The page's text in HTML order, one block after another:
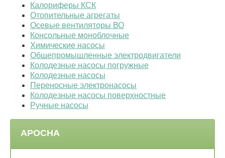
Калориферы КСК
Отопительные агрегаты
Осевые вентиляторы ВО
Консольные моноблочные
Химические насосы
Общепромышленные электродвигатели
Колодезные насосы погружные
Колодезные насосы
Переносные электронасосы
Колодезные насосы поверхностные
Ручные насосы
АРОСНА